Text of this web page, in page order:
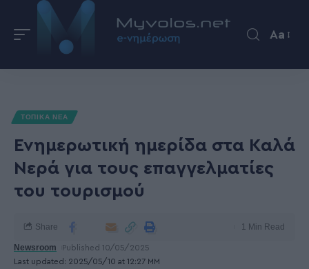
Aa
ΤΟΠΙΚΑ ΝΕΑ
Ενημερωτική ημερίδα στα Καλά
Νερά για τους επαγγελματίες
του τουρισμού
Last updated: 2025/05/10 at 12:27 ΜΜ
Newsroom Published 10/05/2025
Share 1 Min Read